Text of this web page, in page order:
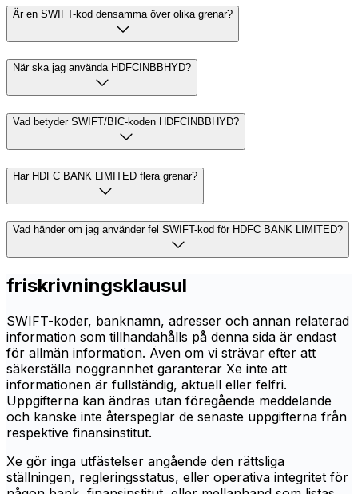
Är en SWIFT-kod densamma över olika grenar?
När ska jag använda HDFCINBBHYD?
Vad betyder SWIFT/BIC-koden HDFCINBBHYD?
Har HDFC BANK LIMITED flera grenar?
Vad händer om jag använder fel SWIFT-kod för HDFC BANK LIMITED?
friskrivningsklausul
SWIFT-koder, banknamn, adresser och annan relaterad
information som tillhandahålls på denna sida är endast
för allmän information. Även om vi strävar efter att
säkerställa noggrannhet garanterar Xe inte att
informationen är fullständig, aktuell eller felfri.
Uppgifterna kan ändras utan föregående meddelande
och kanske inte återspeglar de senaste uppgifterna från
respektive finansinstitut.
Xe gör inga utfästelser angående den rättsliga
ställningen, regleringsstatus, eller operativa integritet för